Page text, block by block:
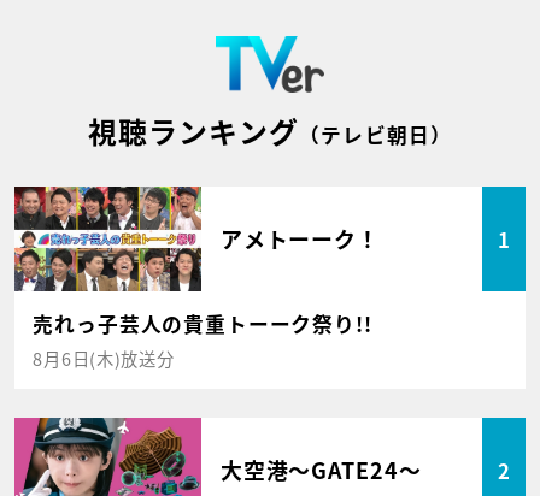
視聴ランキング （テレビ朝日）
アメトーーク！ 1
売れっ子芸人の貴重トーーク祭り!!
8月6日(木)放送分
大空港～GATE24～ 2